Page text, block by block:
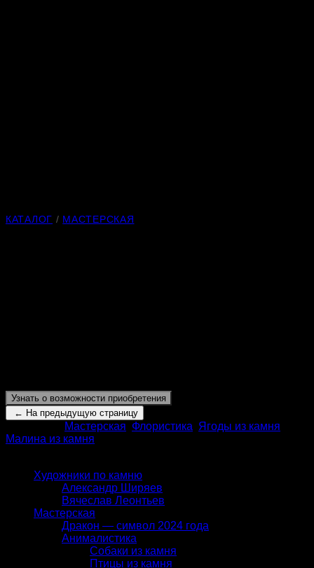
КАТАЛОГ / МАСТЕРСКАЯ
Узнать о возможности приобретения
Мастерская Флористика Ягоды из камня
Малина из камня
Художники по камню
Александр Ширяев
Вячеслав Леонтьев
Мастерская
Дракон — символ 2024 года
Анималистика
Собаки из камня
Птицы из камня